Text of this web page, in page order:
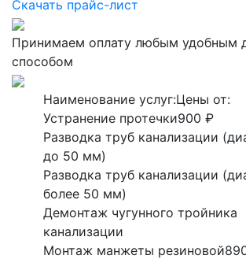
Скачать прайс-лист
Принимаем оплату любым удобным
способом
Наименование услуг:Цены от:
Устранение протечки900 ₽
Разводка труб канализации
до 50 мм)
Разводка труб канализации
более 50 мм)
Демонтаж чугунного тройника
канализации
Монтаж манжеты резиновой